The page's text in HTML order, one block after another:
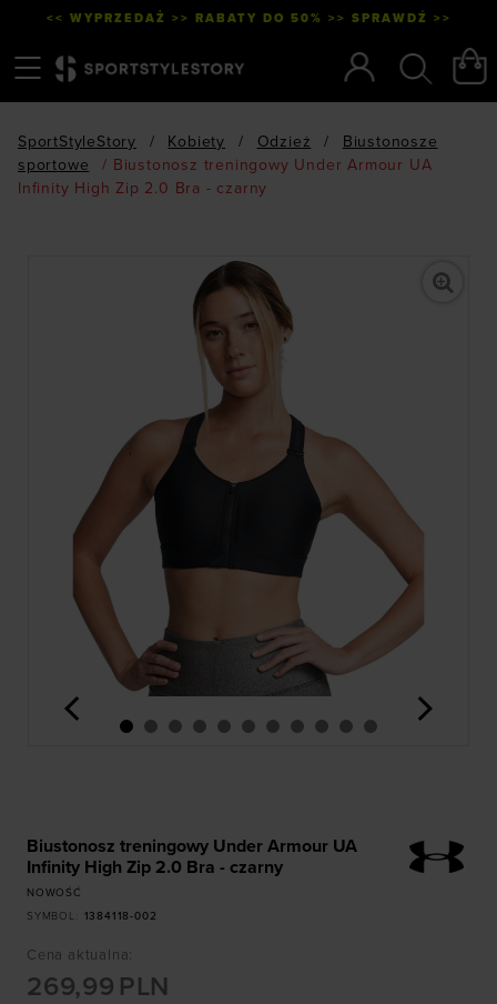
<< WYPRZEDAŻ >> RABATY DO 50% >> SPRAWDŹ >>
SportStyleStory / Kobiety / Odzież /
Biustonosze
sportowe
/ Biustonosz treningowy Under Armour UA
Infinity High Zip 2.0 Bra - czarny
<
Biustonosz treningowy Under Armour UA
Infinity High Zip 2.0 Bra - czarny
NOWOŚĆ
SYMBOL
1384118-002
Cena aktualna:
269,99 PLN